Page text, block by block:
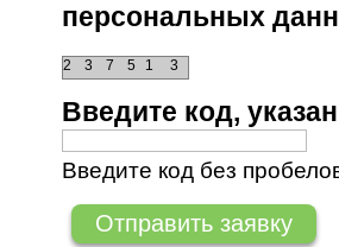
персональных
3
5 1
7
3
2
Введите код,
Введите код без